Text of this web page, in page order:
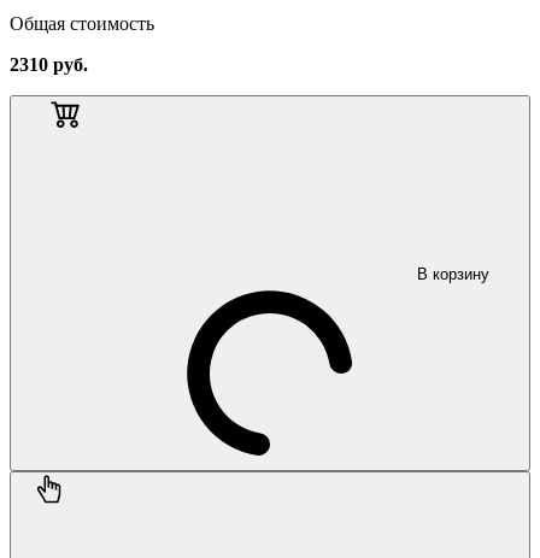
Общая стоимость
2310 руб.
В корзину